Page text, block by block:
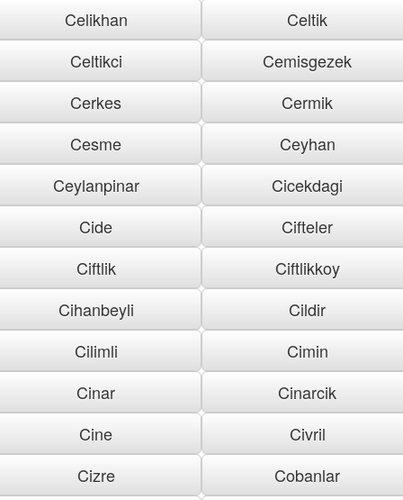
Celikhan
Celtik
Celtikci
Cemisgezek
Cerkes
Cermik
Cesme
Ceyhan
Ceylanpinar
Cicekdagi
Cide
Cifteler
Ciftlik
Ciftlikkoy
Cihanbeyli
Cildir
Cilimli
Cimin
Cinar
Cinarcik
Cine
Civril
Cizre
Cobanlar